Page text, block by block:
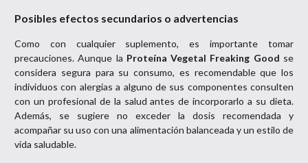
Posibles efectos secundarios o advertencias
Como con cualquier suplemento, es importante tomar
precauciones. Aunque la Proteína Vegetal Freaking Good se
considera segura para su consumo, es recomendable que los
individuos con alergias a alguno de sus componentes consulten
con un profesional de la salud antes de incorporarlo a su dieta.
Además, se sugiere no exceder la dosis recomendada y
acompañar su uso con una alimentación balanceada y un estilo de
vida saludable.